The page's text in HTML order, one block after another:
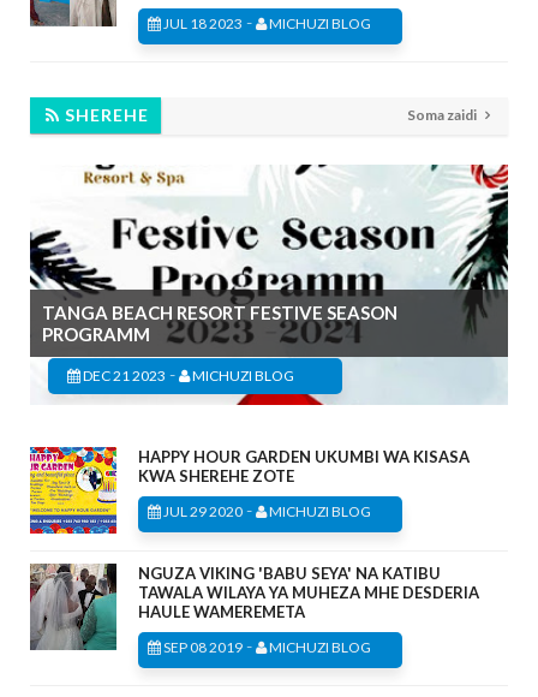
JUL 18 2023 - MICHUZI BLOG
SHEREHE Soma zaidi
TANGA BEACH RESORT FESTIVE SEASON
PROGRAMM
DEC 21 2023 - MICHUZI BLOG
HAPPY HOUR GARDEN UKUMBI WA KISASA
KWA SHEREHE ZOTE
JUL 29 2020 - MICHUZI BLOG
NGUZA VIKING 'BABU SEYA' NA KATIBU
TAWALA WILAYA YA MUHEZA MHE DESDERIA
HAULE WAMEREMETA
SEP 08 2019 - MICHUZI BLOG